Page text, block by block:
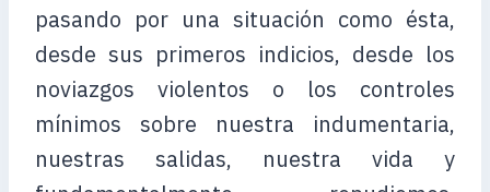
pasando por una situación como ésta,
desde sus primeros indicios, desde los
noviazgos violentos o los controles
mínimos sobre nuestra indumentaria,
nuestras salidas, nuestra vida y